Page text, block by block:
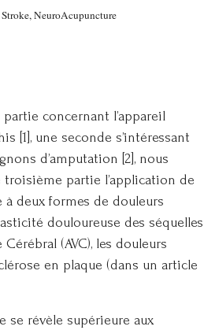
NeuroAcupuncture
concernant l’appareil
[1], une seconde s’intéressant
d’amputation [2], nous
partie l’application de
à deux formes de douleurs
douloureuse des séquelles
Cérébral (AVC), les douleurs
en plaque (dans un article
se révèle supérieure aux